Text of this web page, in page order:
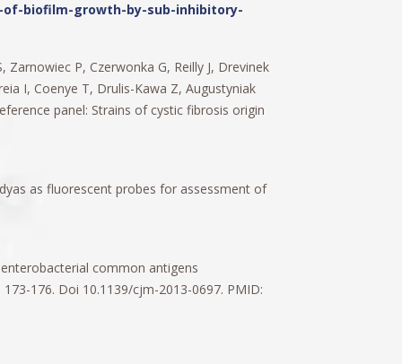
biofilm-growth-by-sub-inhibitory-
P, Czerwonka G, Reilly J, Drevinek
I, Coenye T, Drulis-Kawa Z, Augustyniak
panel: Strains of cystic fibrosis origin
as fluorescent probes for assessment of
enterobacterial common antigens
173-176. Doi 10.1139/cjm-2013-0697. PMID: